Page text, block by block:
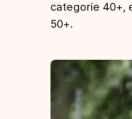
categorie 40+,
50+.